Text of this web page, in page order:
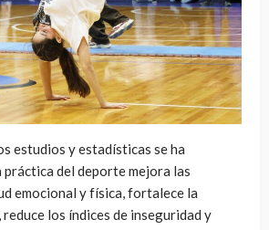
estudios y estadísticas se ha
práctica del deporte mejora las
emocional y física, fortalece la
los índices de inseguridad y